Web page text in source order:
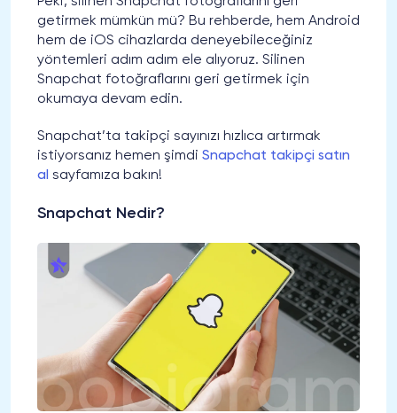
getirmek mümkün mü? Bu rehberde, hem Android
hem de iOS cihazlarda deneyebileceğiniz
yöntemleri adım adım ele alıyoruz. Silinen
Snapchat fotoğraflarını geri getirmek için
okumaya devam edin.
Snapchat’ta takipçi sayınızı hızlıca artırmak
istiyorsanız hemen şimdi Snapchat takipçi satın
al sayfamıza bakın!
Snapchat Nedir?